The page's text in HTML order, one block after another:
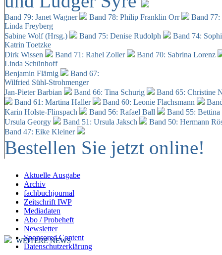
Band 79: Janet Wagner Band 78: Philip Franklin Orr
Band
Linda Freyberg
Sabine Wolf (Hrsg.)
Band 75: Denise Rudolph
Band 74:
Katrin Toetzke
Dirk Wissen
Band 71: Rahel Zoller
Band 70: Sabrina Lorenz
Linda Schünhoff
Benjamin Flämig
Band 67:
Wilfried Sühl-Strohmenger
Jan-Pieter Barbian
Band 66: Tina Schurig
Band 65: Christine
Band 61: Martina Haller
Band 60: Leonie Flachsmann
Karin Holste-Flinspach
Band 56: Rafael Ball
Band 55:
Ursula Georgy
Band 51: Ursula Jaksch Band 50: Hermann
Band 47: Eike Kleiner
Bestellen Sie jetzt online!
Aktuelle Ausgabe
Archiv
fachbuchjournal
Zeitschrift IWP
Mediadaten
Abo / Probeheft
Newsletter
Sponsored Content
Datenschutzerklärung
WEITERE NEWS